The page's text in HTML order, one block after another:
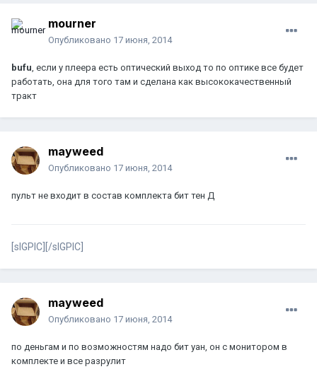
mourner
Опубликовано 17 июня, 2014
bufu, если у плеера есть оптический выход то по оптике все будет
работать, она для того там и сделана как высококачественный
тракт
mayweed
Опубликовано 17 июня, 2014
пульт не входит в состав комплекта бит тен Д
[sIGPIC][/sIGPIC]
mayweed
Опубликовано 17 июня, 2014
по деньгам и по возможностям надо бит уан, он с монитором в
комплекте и все разрулит